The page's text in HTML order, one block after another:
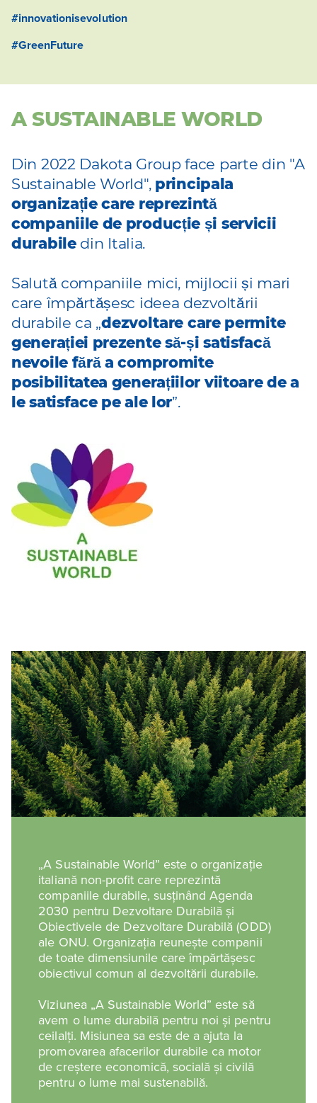
#innovationisevolution
#GreenFuture
A SUSTAINABLE WORLD
Din 2022 Dakota Group face parte din "A
Sustainable World", principala
organizație care reprezintă
companiile de producție și servicii
durabiledin Italia.
Salută companiile mici, mijlocii și mari
care împărtășesc ideea dezvoltării
durabile ca „dezvoltare care permite
generației prezente să-și satisfacă
nevoile fără a compromite
posibilitatea generațiilor viitoare de a
le satisface pe ale lor”.
„A Sustainable World” este o organizație
italiană non-profit care reprezintă
companiile durabile, susținând Agenda
2030 pentru Dezvoltare Durabilă și
Obiectivele de Dezvoltare Durabilă (ODD)
ale ONU. Organizația reunește companii
de toate dimensiunile care împărtășesc
obiectivul comun al dezvoltării durabile.
Viziunea „A Sustainable World” este să
avem o lume durabilă pentru noi și pentru
ceilalți. Misiunea sa este de a ajuta la
promovarea afacerilor durabile ca motor
de creștere economică, socială și civilă
pentru o lume mai sustenabilă.